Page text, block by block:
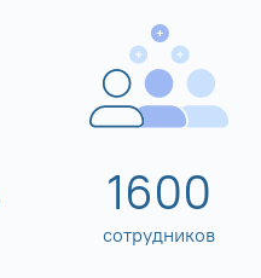
1600
сотрудников